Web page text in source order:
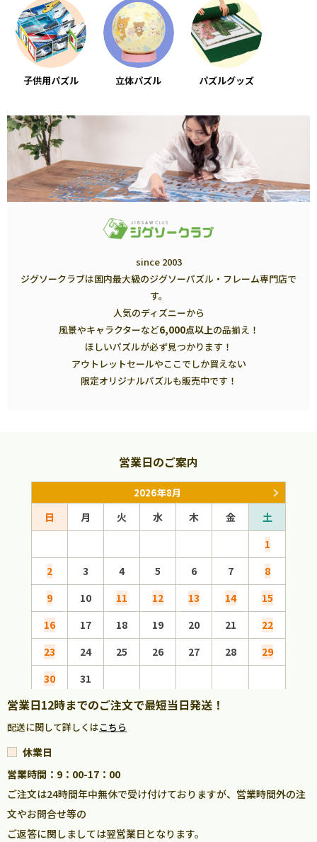
子供用パズル 立体パズル パズルグッズ
since 2003
ジグソークラブは国内最大級のジグソーパズル・フレーム専門店で
す。
人気のディズニーから
風景やキャラクターなど6,000点以上の品揃え！
ほしいパズルが必ず見つかります！
アウトレットセールやここでしか買えない
限定オリジナルパズルも販売中です！
営業日のご案内
2026年8月
日 月 火 水 木 金
土
1
2
3 4 5 6 7
8
9
10 11 12 13 14
15
16
17 18 19 20 21
22
23
24 25 26 27 28
29
30
31
営業日12時までのご注文で最短当日発送！
配送に関して詳しくはこちら
休業日
営業時間：9：00-17：00
ご注文は24時間年中無休で受け付けておりますが、営業時間外の注
文やお問合せ等の
ご返答に関しましては翌営業日となります。